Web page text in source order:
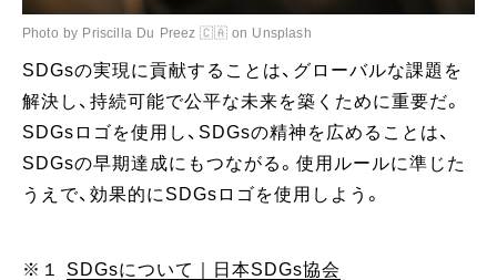
Photo by Priscilla Du Preez 🇨🇦 on Unsplash
SDGsの実現に貢献することは、グローバルな課題を
解決し、持続可能で公平な未来を築くために重要だ。
SDGsロゴを使用し、SDGsの精神を広めることは、
SDGsの早期達成にもつながる。使用ルールに準じた
うえで、効果的にSDGsロゴを使用しよう。
※１ SDGsについて｜日本SDGs協会